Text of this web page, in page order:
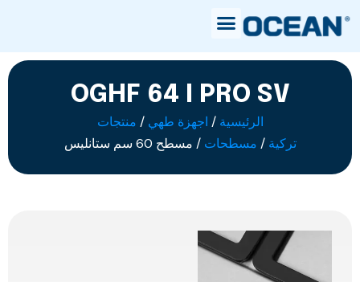
OGHF 64 I PRO SV
الرئيسية / اجهزة طهي / منتجات
تركية / مسطحات / مسطح 60 سم ستانليس